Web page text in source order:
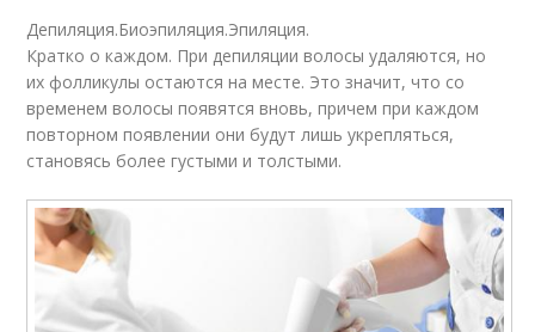
Депиляция.Биоэпиляция.Эпиляция.
Кратко о каждом. При депиляции волосы удаляются, но
их фолликулы остаются на месте. Это значит, что со
временем волосы появятся вновь, причем при каждом
повторном появлении они будут лишь укрепляться,
становясь более густыми и толстыми.